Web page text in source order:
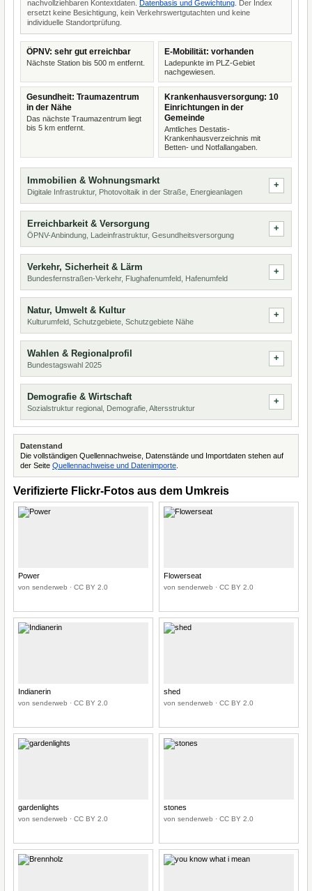
nachvollziehbaren Kontextdaten. Datenbasis und Gewichtung . Der Index
ersetzt keine Besichtigung, kein Verkehrswertgutachten und keine
individuelle Standortprüfung.
ÖPNV: sehr gut erreichbar
Nächste Station bis 500 m entfernt.
E-Mobilität: vorhanden
Ladepunkte im PLZ-Gebiet
nachgewiesen.
Gesundheit: Traumazentrum
in der Nähe
Das nächste Traumazentrum liegt
bis 5 km entfernt.
Krankenhausversorgung: 10
Einrichtungen in der
Gemeinde
Amtliches Destatis-
Krankenhausverzeichnis mit
Betten- und Notfallangaben.
Immobilien & Wohnungsmarkt
Digitale Infrastruktur, Photovoltaik in der Straße, Energieanlagen
Erreichbarkeit & Versorgung
ÖPNV-Anbindung, Ladeinfrastruktur, Gesundheitsversorgung
Verkehr, Sicherheit & Lärm
Bundesfernstraßen-Verkehr, Flughafenumfeld, Hafenumfeld
Natur, Umwelt & Kultur
Kulturumfeld, Schutzgebiete, Schutzgebiete Nähe
Wahlen & Regionalprofil
Bundestagswahl 2025
Demografie & Wirtschaft
Sozialstruktur regional, Demografie, Altersstruktur
Datenstand
Die vollständigen Quellennachweise, Datenstände und Importdaten stehen auf
der Seite Quellennachweise und Datenimporte
Verifizierte Flickr-Fotos aus dem Umkreis
Power
von senderweb · CC BY 2.0
Flowerseat
von senderweb · CC BY 2.0
Indianerin
von senderweb · CC BY 2.0
shed
von senderweb · CC BY 2.0
gardenlights
von senderweb · CC BY 2.0
stones
von senderweb · CC BY 2.0